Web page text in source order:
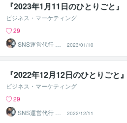
『2023年1月11日のひとりごと』
ビジネス・マーケティング
29
SNS運営代行 ま
るなげ
2023/01/10
『2022年12月12日のひとりごと』
ビジネス・マーケティング
29
SNS運営代行 ま
るなげ
2022/12/11